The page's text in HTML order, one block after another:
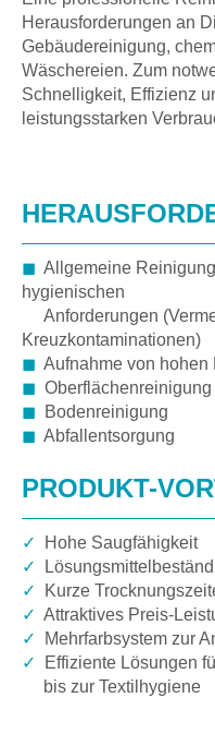
Herausforderungen an
Gebäudereinigung,
Wäschereien. Zum
Schnelligkeit, Effizienz
leistungsstarken
◼ Allgemeine
hygienischen
Anforderungen
Kreuzkontaminationen)
◼ Aufnahme von
◼ Oberflächenreinigung
◼
Bodenreinigung
◼ Abfallentsorgung
PRODUKT-
✓
Hohe Saugfähigkeit
✓
✓
Kurze
✓ Attraktives Preis-
✓
Mehrfarbsystem zur
✓
Effiziente Lösungen
bis zur Textilhygiene